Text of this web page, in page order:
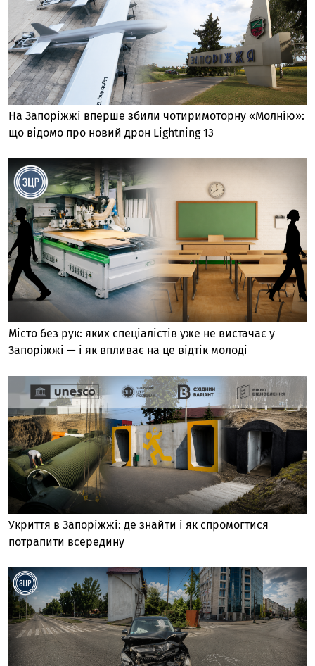
На Запоріжжі вперше збили чотиримоторну «Молнію»:
що відомо про новий дрон Lightning 13
Місто без рук: яких спеціалістів уже не вистачає у
Запоріжжі — і як впливає на це відтік молоді
Укриття в Запоріжжі: де знайти і як спромогтися
потрапити всередину